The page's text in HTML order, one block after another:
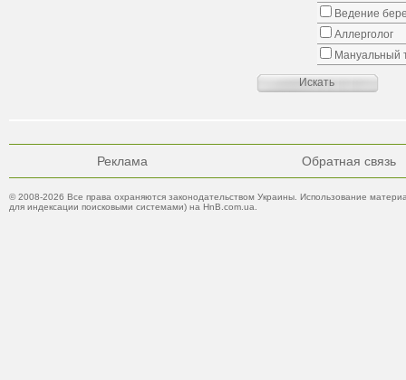
Ведение
Аллерголог
Мануальный
Реклама Обратная связь
© 2008-2026 Все права охраняются законодательством Украины. Использование
для индексации поисковыми системами) на HnB.com.ua.